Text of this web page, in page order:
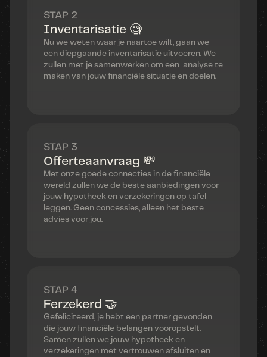
STAP 2
Inventarisatie 🧐
Nu we weten waar je naartoe wilt, gaan we
een diepgaande inventarisatie uitvoeren. We
zullen met je samenwerken om een analyse te
maken van jouw financiële situatie en doelen.
STAP 3
Offerteaanvraag 💸
Met onze goede connecties in de financiële
wereld zullen we de beste aanbiedingen voor
jouw hypotheek en verzekeringen op tafel
leggen. Geen concessies, alleen het beste
advies voor jou.
STAP 4
Ferzekerd 🤝
Gefeliciteerd, je hebt een partner gevonden
die jouw financiële belangen vooropstelt.
Samen zullen we jouw hypotheek en
verzekeringen met vertrouwen afsluiten en